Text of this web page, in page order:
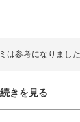
は参考になりまし
続きを見る